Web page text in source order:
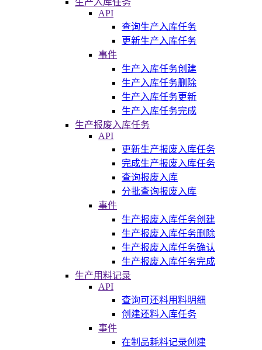
API
查询生产入库任务
更新生产入库任务
事件
生产入库任务创建
生产入库任务删除
生产入库任务更新
生产入库任务完成
生产报废入库任务
API
更新生产报废入库任务
完成生产报废入库任务
查询报废入库
分批查询报废入库
事件
生产报废入库任务创建
生产报废入库任务删除
生产报废入库任务确认
生产报废入库任务完成
生产用料记录
API
查询可还料用料明细
创建还料入库任务
事件
在制品耗料记录创建